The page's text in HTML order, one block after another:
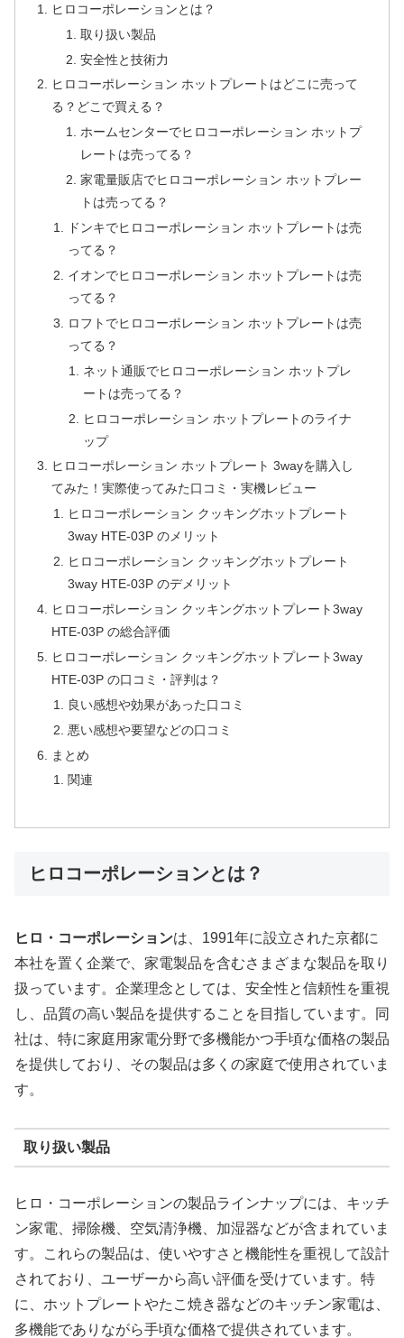
ヒロコーポレーションとは？
取り扱い製品
安全性と技術力
ヒロコーポレーション ホットプレートはどこに売って
る？どこで買える？
ホームセンターでヒロコーポレーション ホットプ
レートは売ってる？
家電量販店でヒロコーポレーション ホットプレー
トは売ってる？
ドンキでヒロコーポレーション ホットプレートは売
ってる？
イオンでヒロコーポレーション ホットプレートは売
ってる？
ロフトでヒロコーポレーション ホットプレートは売
ってる？
ネット通販でヒロコーポレーション ホットプレ
ートは売ってる？
ヒロコーポレーション ホットプレートのライナ
ップ
ヒロコーポレーション ホットプレート 3wayを購入し
てみた！実際使ってみた口コミ・実機レビュー
ヒロコーポレーション クッキングホットプレート
3way HTE-03P のメリット
ヒロコーポレーション クッキングホットプレート
3way HTE-03P のデメリット
ヒロコーポレーション クッキングホットプレート3way
HTE-03P の総合評価
ヒロコーポレーション クッキングホットプレート3way
HTE-03P の口コミ・評判は？
良い感想や効果があった口コミ
悪い感想や要望などの口コミ
まとめ
関連
ヒロコーポレーションとは？
ヒロ・コーポレーションは、1991年に設立された京都に
本社を置く企業で、家電製品を含むさまざまな製品を取り
扱っています。企業理念としては、安全性と信頼性を重視
し、品質の高い製品を提供することを目指しています。同
社は、特に家庭用家電分野で多機能かつ手頃な価格の製品
を提供しており、その製品は多くの家庭で使用されていま
す。
取り扱い製品
ヒロ・コーポレーションの製品ラインナップには、キッチ
ン家電、掃除機、空気清浄機、加湿器などが含まれていま
す。これらの製品は、使いやすさと機能性を重視して設計
されており、ユーザーから高い評価を受けています。特
に、ホットプレートやたこ焼き器などのキッチン家電は、
多機能でありながら手頃な価格で提供されています。